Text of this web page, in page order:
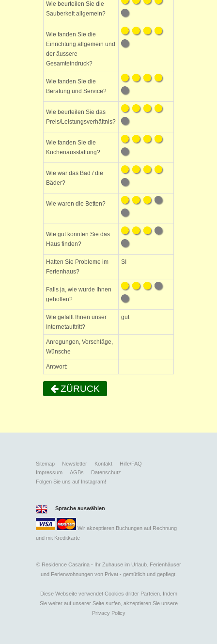
Wie beurteilen Sie die
Sauberkeit allgemein?
Wie fanden Sie die
Einrichtung allgemein und
der äussere
Gesamteindruck?
Wie fanden Sie die
Beratung und Service?
Wie beurteilen Sie das
Preis/Leistungsverhältnis?
Wie fanden Sie die
Küchenausstattung?
Wie war das Bad / die
Bäder?
Wie waren die Betten?
Wie gut konnten Sie das
Haus finden?
Hatten Sie Probleme im
Ferienhaus?
SI
Falls ja, wie wurde Ihnen
geholfen?
Wie gefällt Ihnen unser
Internetauftritt?
gut
Anregungen, Vorschläge,
Wünsche
Antwort:
ZÜRUCK
Sitemap Newsletter Kontakt
Hilfe/FAQ
Impressum
AGBs
Datenschutz
Folgen Sie uns auf Instagram!
Sprache auswählen
Wir akzeptieren Buchungen auf Rechnung
und mit Kreditkarte
©Residence Casarina - Ihr Zuhause im Urlaub. Ferienhäuser
und Ferienwohnungen von Privat - gemütlich und gepflegt.
Diese Webseite verwendet Cookies dritter Parteien. Indem
Sie weiter auf unserer Seite surfen, akzeptieren Sie unsere
Privacy Policy